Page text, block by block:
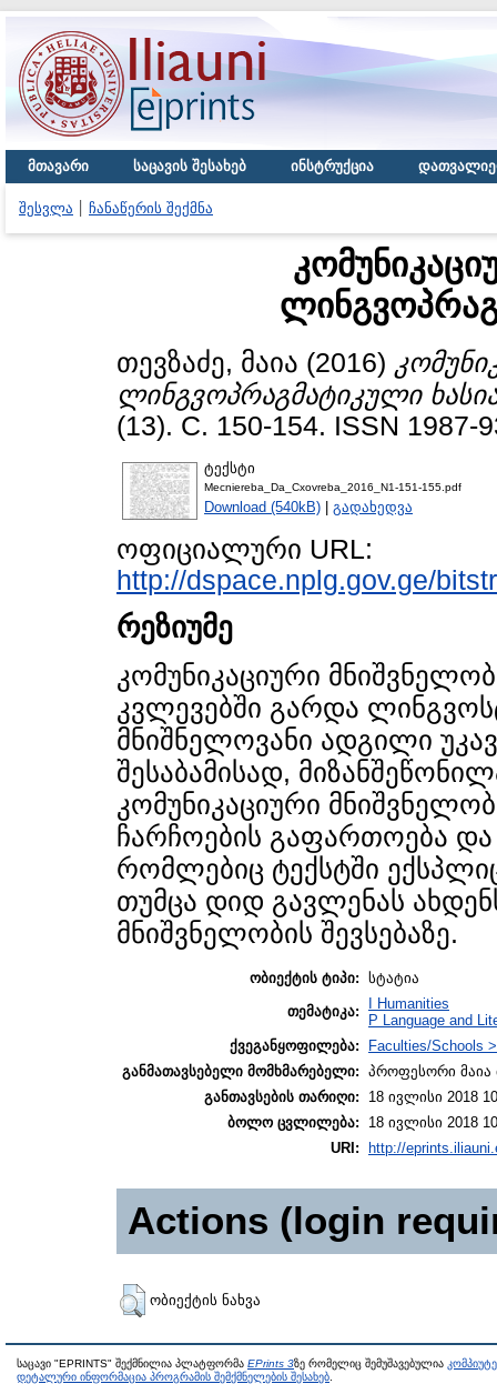
მთავარი საცავის შესახებ ინსტრუქცია
შესვლა ჩანაწერის შექმნა
თევზაძე, მაია (2016)
ლინგვოპრაგმატიკული
(13). С. 150-154. ISSN 1987-
ტექსტი
Mecniereba_Da_Cxovreba_2016_N1-151-155.pdf
Download (540kB) | გადახედვა
ოფიციალური URL:
http://dspace.nplg.gov.ge/
რეზიუმე
კომუნიკაციური
კვლევებში გარდა
მნიშნელოვანი ადგილი
შესაბამისად,
კომუნიკაციური
ჩარჩოების გაფართოება და
რომლებიც ტექსტში
თუმცა დიდ გავლენას
მნიშვნელობის შევსებაზე.
ობიექტის ტიპი: სტატია
თემატიკა:
I Humanities
P Language and
ქვეგანყოფილება:
Faculties/Schools
განმათავსებელი მომხმარებელი: პროფესორი მაია
განთავსების თარიღი:
18 ივლისი 2018
ბოლო ცვლილება:
18 ივლისი 2018
URI:
http://
Actions (login
ობიექტის ნახვა
საცავი "EPRINTS" შექმნილია პლატფორმა EPrints 3ზე რომელიც შემუშავებულია
დეტალური ინფორმაცია პროგრამის შემქმნელების შესახებ